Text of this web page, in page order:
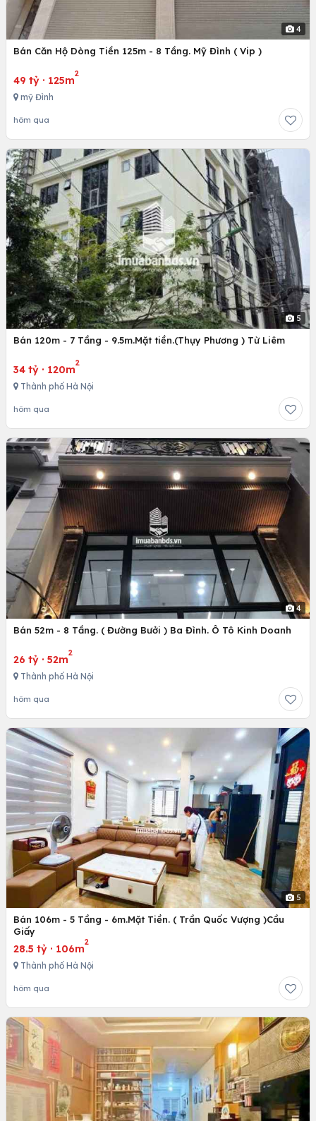
4
Bán Căn Hộ Dòng Tiền 125m - 8 Tầng. Mỹ Đình ( Vip )
49 tỷ · 125m
2
mỹ Đình
hôm qua
5
Bán 120m - 7 Tầng - 9.5m.Mặt tiền.(Thụy Phương ) Từ Liêm
34 tỷ · 120m
2
Thành phố Hà Nội
hôm qua
4
Bán 52m - 8 Tầng. ( Đường Bưởi ) Ba Đình. Ô Tô Kinh Doanh
26 tỷ · 52m
2
Thành phố Hà Nội
hôm qua
5
Bán 106m - 5 Tầng - 6m.Mặt Tiền. ( Trần Quốc Vượng )Cầu
Giấy
28.5 tỷ · 106m
2
Thành phố Hà Nội
hôm qua